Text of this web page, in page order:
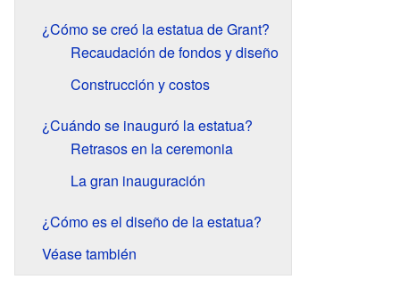
¿Cómo se creó la estatua de Grant?
Recaudación de fondos y diseño
Construcción y costos
¿Cuándo se inauguró la estatua?
Retrasos en la ceremonia
La gran inauguración
¿Cómo es el diseño de la estatua?
Véase también